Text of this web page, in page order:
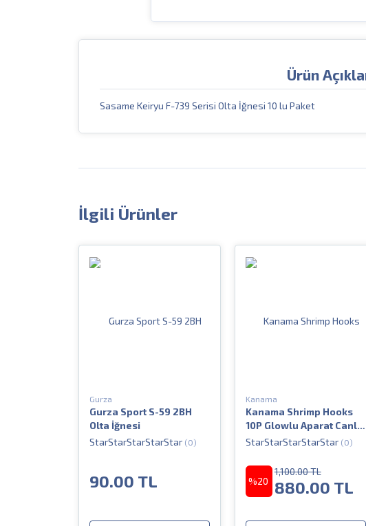
Ürün
Sasame Keiryu F-739 Serisi Olta İğnesi 10 lu Paket
İlgili Ürünler
Gurza
Gurza Sport S-59 2BH
Olta İğnesi
(0)
90.00 TL
Kanama
Kanama Shrimp Hooks
10P Glowlu Aparat Canlı
Karides İğnesi
(0)
%20
1,100.00 TL
880.00 TL